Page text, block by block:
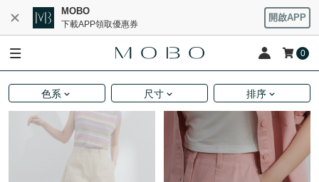
MOBO
下載APP領取優惠券
開啟APP
0
色系 尺寸 排序